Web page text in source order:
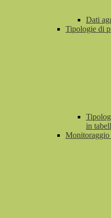
Dati
Tipologie di
in
Monitoraggio